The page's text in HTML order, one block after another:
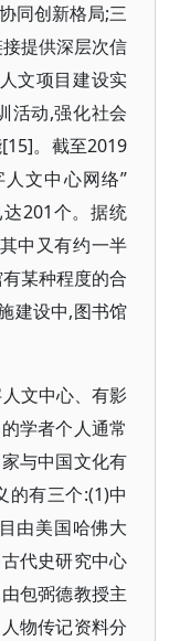
同创新格局;三
提供深层次信
文项目建设实
活动,强化社会
。截至2019
文中心网络”
201个。据统
中又有约一半
某种程度的合
建设中,图书馆
文中心、有影
学者个人通常
与中国文化有
的有三个:(1)中
由美国哈佛大
代史研究中心
包弼德教授主
物传记资料分